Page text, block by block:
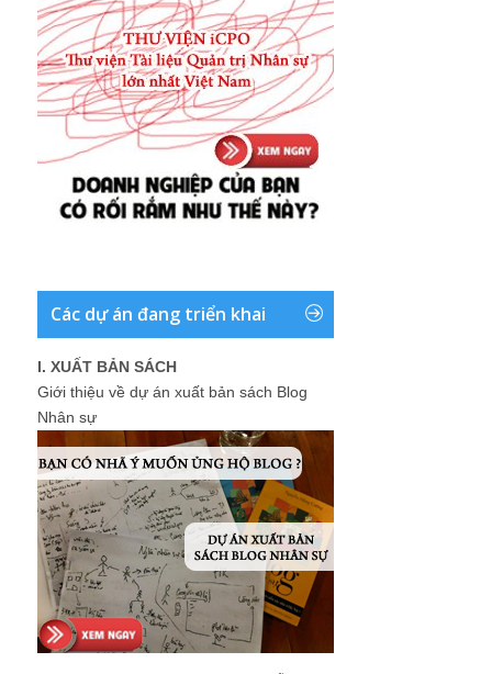
Các dự án đang triển khai
I. XUẤT BẢN SÁCH
Giới thiệu về dự án xuất bản sách Blog
Nhân sự